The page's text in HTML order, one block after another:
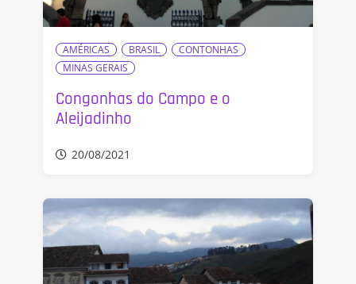
AMÉRICAS BRASIL
CONTONHAS
MINAS GERAIS
Congonhas do Campo e o
Aleijadinho
20/08/2021